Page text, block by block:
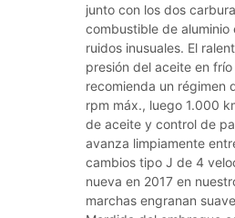
junto con los dos
combustible de aluminio
ruidos inusuales. El
presión del aceite en
recomienda un régimen
rpm máx., luego 1.000
de aceite y control de
avanza limpiamente
cambios tipo J de 4
nueva en 2017 en
marchas engranan